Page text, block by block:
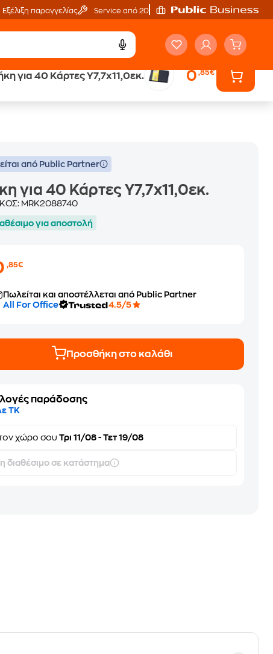
Εξέλιξη παραγγελίας Service από 20'
για 40 Κάρτες Υ7,7x11,0εκ. 0,85€
Άτοκες Δόσεις
από Public Partner
για 40 Κάρτες Υ7,7x11,0εκ.
MRK2088740
για αποστολή
,85€
Πωλείται και αποστέλλεται από Public Partner
All For Office
4.5/5
Προσθήκη στο καλάθι
παράδοσης
ΤΚ
χώρο σου Τρι 11/08 - Τετ 19/08
διαθέσιμο σε κατάστημα